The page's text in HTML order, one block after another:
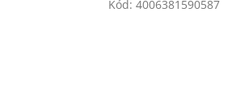
Kód: 4006381590587